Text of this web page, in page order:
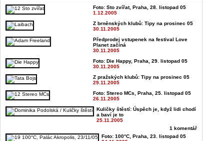
Foto: Sto zvířat, Praha, 28. listopad 05
1.12.2005
Z brněnských klubů: Tipy na prosinec 05
30.11.2005
Předprodej vstupenek na festival Love
Planet začíná
30.11.2005
Foto: Die Happy, Praha, 29. listopad 05
30.11.2005
Z pražských klubů: Tipy na prosinec 05
29.11.2005
Foto: Stereo MCs, Praha, 25. listopad 05
26.11.2005
Kuličky štěstí: Úspěch je, když lidi chodí
a baví je to
25.11.2005
1 komentář
Foto: 100°C, Praha, 23. listopad 05